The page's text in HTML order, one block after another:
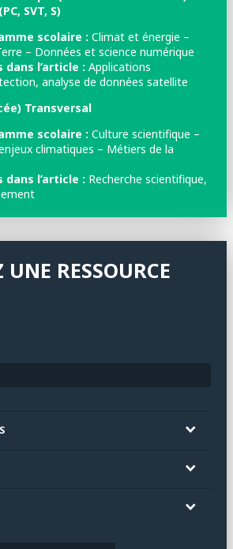
SVT, S)
scolaire : Climat et énergie –
– Données et science numérique
l’article : Applications
analyse de données satellite
Transversal
scolaire : Culture scientifique –
climatiques – Métiers de la
l’article : Recherche scientifique,
UNE RESSOURCE